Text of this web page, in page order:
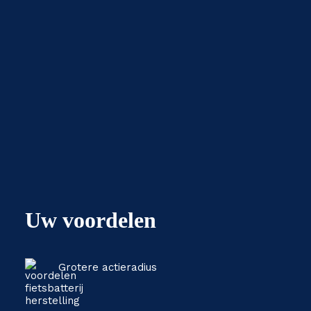
Uw voordelen
Grotere actieradius